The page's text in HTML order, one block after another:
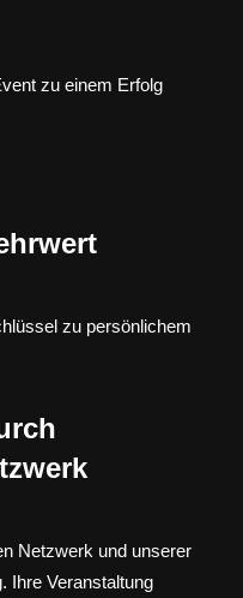
zu einem Erfolg
zu persönlichem
Netzwerk und unserer
Ihre Veranstaltung